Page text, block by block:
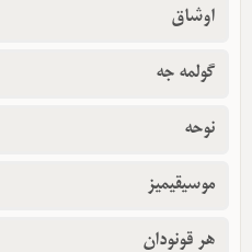
اوشاق
گولمه جه
نوحه
موسیقیمیز
هر قونودان